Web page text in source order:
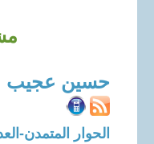
حسين عجيب
الحوار المتمدن-العدد: 8285 - 2025 / 3 / 18